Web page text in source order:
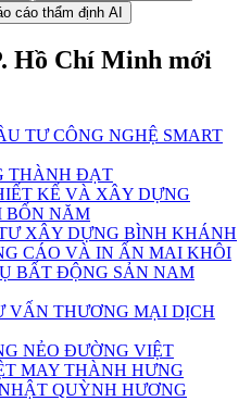
cáo thẩm định AI
Hồ Chí Minh mới
TƯ CÔNG NGHỆ SMART
THÀNH ĐẠT
KẾ VÀ XÂY DỰNG
BỐN NĂM
XÂY DỰNG BÌNH KHÁNH
CÁO VÀ IN ẤN MAI KHÔI
BẤT ĐỘNG SẢN NAM
VẤN THƯƠNG MẠI DỊCH
NẺO ĐƯỜNG VIỆT
MAY THÀNH HƯNG
QUỲNH HƯƠNG